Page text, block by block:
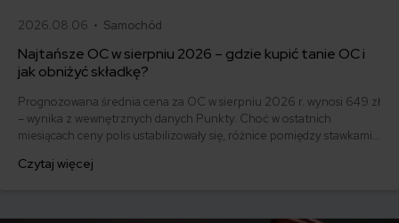
2026.08.06 • Samochód
Najtańsze OC w sierpniu 2026 – gdzie kupić tanie OC i
jak obniżyć składkę?
Prognozowana średnia cena za OC w sierpniu 2026 r. wynosi 649 zł
– wynika z wewnętrznych danych Punkty. Choć w ostatnich
miesiącach ceny polis ustabilizowały się, różnice pomiędzy stawkami
500 zł, inni – powyżej 1500 zł. Gdzie znaleźć najtańsze OC w Polsce
Czytaj więcej